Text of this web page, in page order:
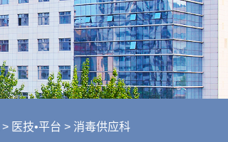
医院概况
医院环境
行风建设
采购公告
中标公告
人才招聘
> 医技•平台 > 消毒供应科